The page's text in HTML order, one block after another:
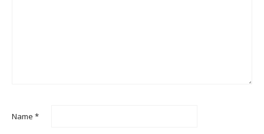
Name *